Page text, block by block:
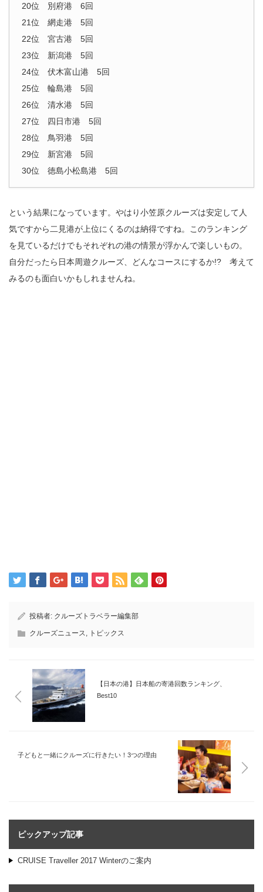
20位 別府港 6回
21位 網走港 5回
22位 宮古港 5回
23位 新潟港 5回
24位 伏木富山港 5回
25位 輪島港 5回
26位 清水港 5回
27位 四日市港 5回
28位 鳥羽港 5回
29位 新宮港 5回
30位 徳島小松島港 5回
という結果になっています。やはり小笠原クルーズは安定して人
気ですから二見港が上位にくるのは納得ですね。このランキング
を見ているだけでもそれぞれの港の情景が浮かんで楽しいもの。
自分だったら日本周遊クルーズ、どんなコースにするか!? 考えて
みるのも面白いかもしれませんね。
投稿者: クルーズトラベラー編集部
クルーズニュース トピックス
【日本の港】日本船の寄港回数ランキング、
Best10
子どもと一緒にクルーズに行きたい！3つの理由
ピックアップ記事
CRUISE Traveller 2017 Winterのご案内